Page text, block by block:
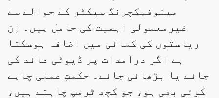
مینوفیکچرنگ سیکٹر کے حوالے سے
غیرمعمولی اہمیت کی حامل ہیں۔ اِن
ریاستوں کی کمائی میں اضافہ ہوسکتا
ہے اگر درآمدات پر ڈیوٹی عائد کی
جائے یا بڑھائی جائے۔ حکمتِ عملی چاہے
کوئی بھی ہو، جو کچھ ٹرمپ چاہتے ہیں،